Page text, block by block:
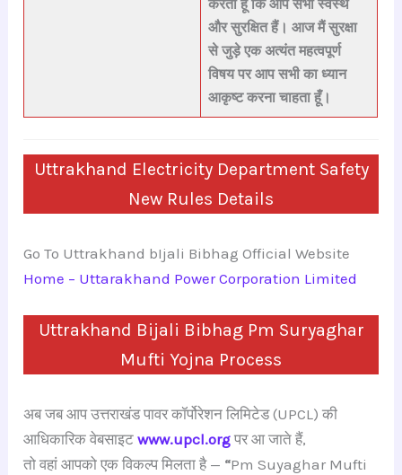
करता हूँ कि आप सभीस्वस्थ
और सुरक्षितहैं। आज मैंसुरक्षा
से जुड़े एक अत्यंत महत्वपूर्ण
विषयपर आप सभी का ध्यान
आकृष्ट करना चाहता हूँ।
Uttrakhand Electricity Department Safety
New Rules Details
Go To Uttrakhand bIjali Bibhag Official Website
Home – Uttarakhand Power Corporation Limited
Uttrakhand Bijali Bibhag Pm Suryaghar
Mufti Yojna Process
अब जब आप उत्तराखंड पावर कॉर्पोरेशन लिमिटेड (UPCL) की
आधिकारिक वेबसाइटwww.upcl.org पर आ जाते हैं,
तो वहां आपको एक विकल्प मिलता है — “Pm Suyaghar Mufti